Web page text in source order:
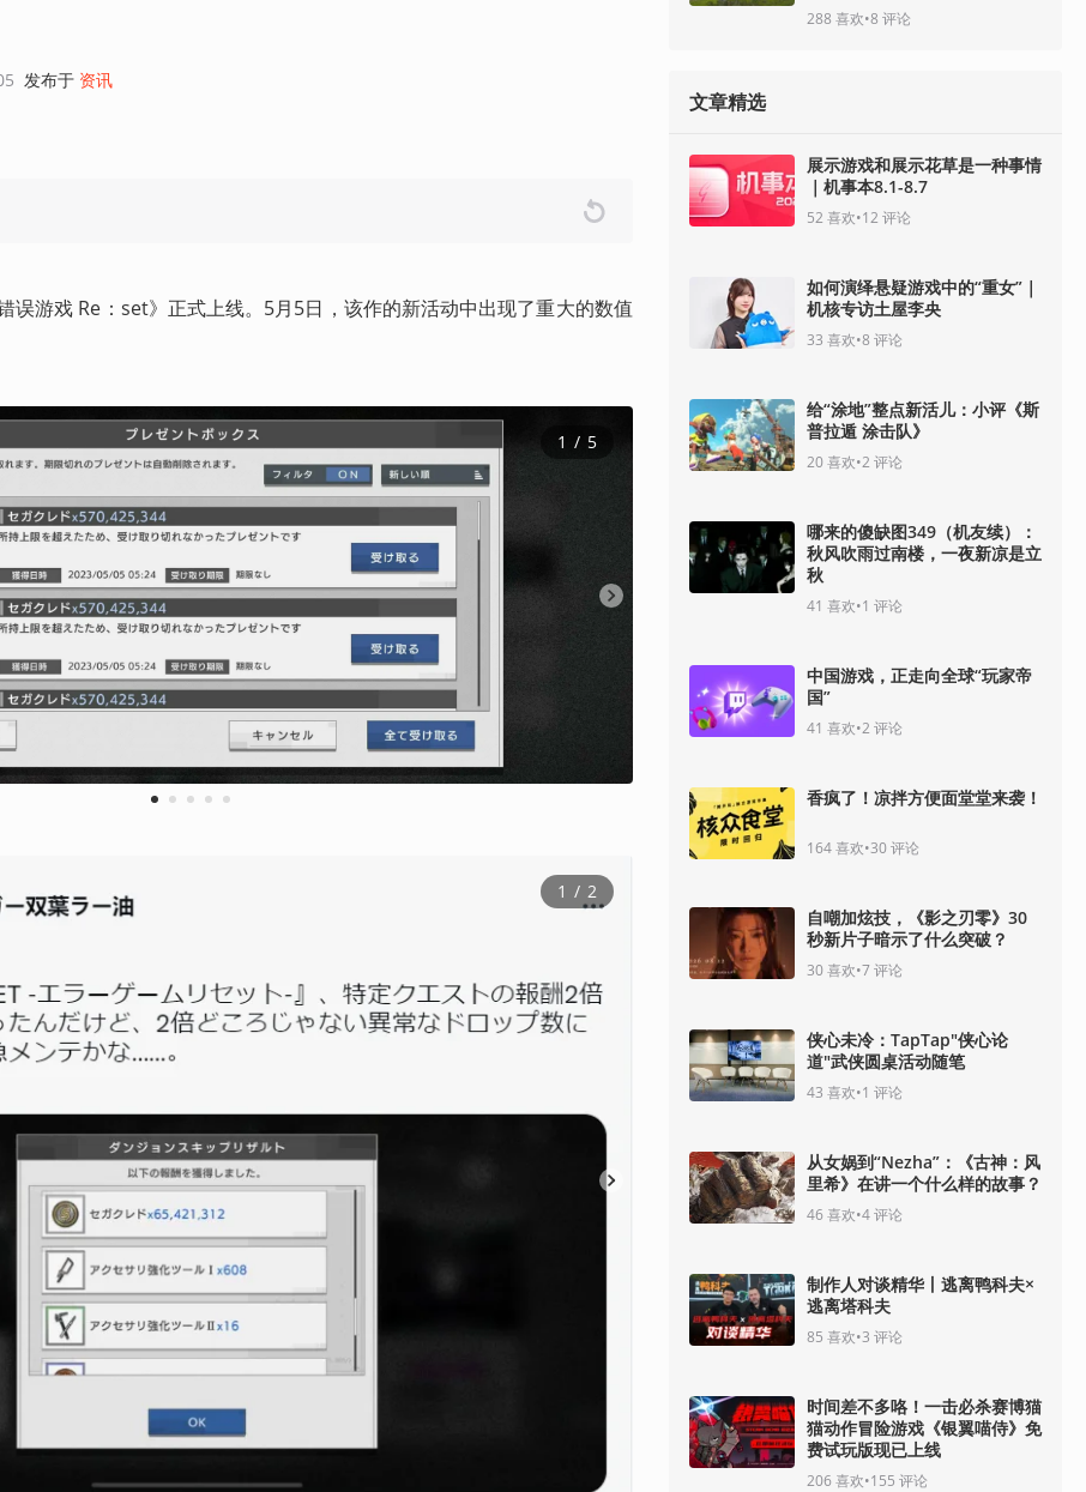
发布于 资讯
误游戏 Re：set》正式上线。5月5日，该作的新活动中出现了重大的数值
1 2 3 4 5
1 / 5
1 / 2
288 喜欢•8 评论
文章精选
展示游戏和展示花草是一种事情
｜机事本8.1-8.7
52 喜欢•12 评论
如何演绎悬疑游戏中的“重女”｜
机核专访土屋李央
33 喜欢•8 评论
给“涂地”整点新活儿：小评《斯
普拉遁 涂击队》
20喜欢•2 评论
哪来的傻缺图349（机友续）：
秋风吹雨过南楼，一夜新凉是立
秋
41 喜欢•1 评论
中国游戏，正走向全球“玩家帝
国”
41 喜欢•2 评论
香疯了！凉拌方便面堂堂来袭！
164喜欢•30评论
自嘲加炫技，《影之刃零》30
秒新片子暗示了什么突破？
30喜欢•7评论
侠心未冷：TapTap"侠心论
道"武侠圆桌活动随笔
43 喜欢•1 评论
从女娲到“Nezha”：《古神：风
里希》在讲一个什么样的故事？
46喜欢•4评论
制作人对谈精华丨逃离鸭科夫×
逃离塔科夫
85 喜欢•3 评论
时间差不多咯！一击必杀赛博猫
猫动作冒险游戏《银翼喵侍》免
费试玩版现已上线
206喜欢•155 评论